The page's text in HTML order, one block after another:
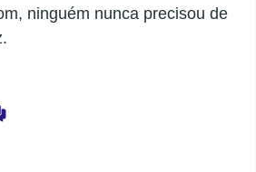
ninguém nunca precisou de